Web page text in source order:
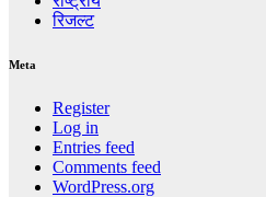
रिजल्ट
Meta
Register
Log in
Entries feed
Comments feed
WordPress.org